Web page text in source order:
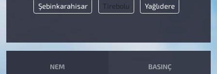
Şebinkarahisar Tirebolu Yağlıdere
NEM BASINÇ